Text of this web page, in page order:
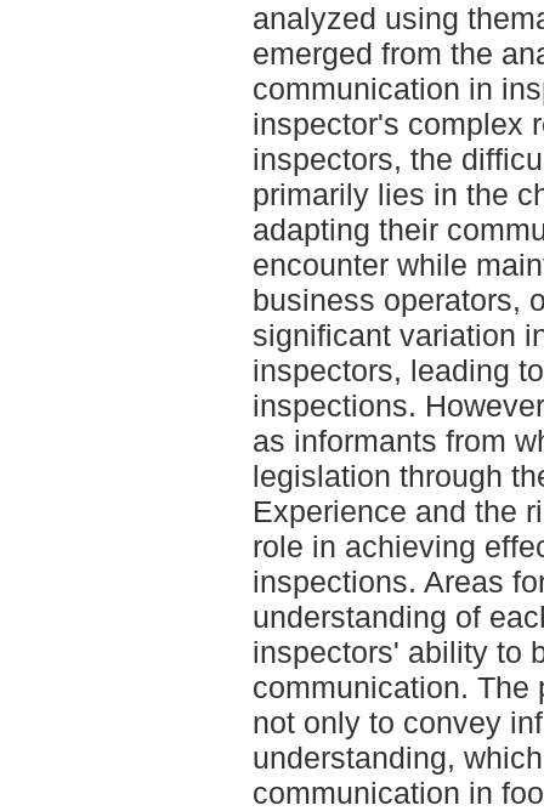
analyzed using
emerged from the
communication in
inspector's complex
inspectors, the
primarily lies in the
adapting their
encounter while
business operators,
significant variation
inspectors, leading
inspections.
as informants from
legislation through
Experience and the
role in achieving
inspections. Areas
understanding of
inspectors' ability to
communication. The
not only to convey
understanding,
communication in